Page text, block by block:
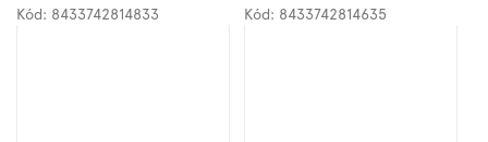
Kód: 8433742814833 Kód: 8433742814635